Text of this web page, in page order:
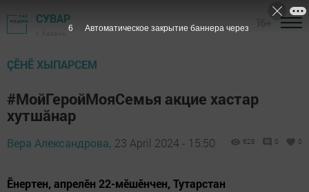
СУВАР
ÇӖНӖ ХЫПАРСЕМ
#МойГеройМояСемья акцие хастар
хутшăнар
Вера Александрова, 23 April 2024 - 15:50 628 0 0
Ӗнертен, апрелӗн 22-мӗшӗнчен, Тутарстан
4 Автоматическое закрытие баннера через